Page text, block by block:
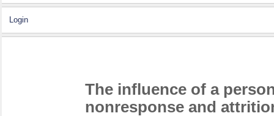
Login
The influence of a
nonresponse and